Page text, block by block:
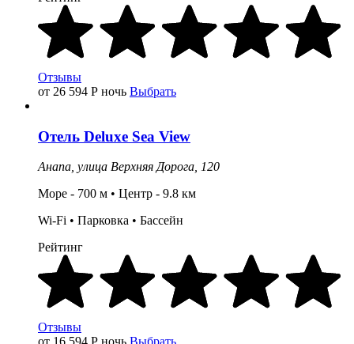
Отзывы
от 26 594 Р ночь Выбрать
Отель Deluxe Sea View
Анапа, улица Верхняя Дорога, 120
Море - 700 м • Центр - 9.8 км
Wi-Fi • Парковка • Бассейн
Рейтинг
Отзывы
от 16 594 Р ночь Выбрать